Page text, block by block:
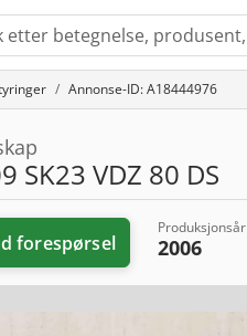
Annonse-ID: A18444976
SK23 VDZ 80 DS
forespørsel
Produksjonsår
2006